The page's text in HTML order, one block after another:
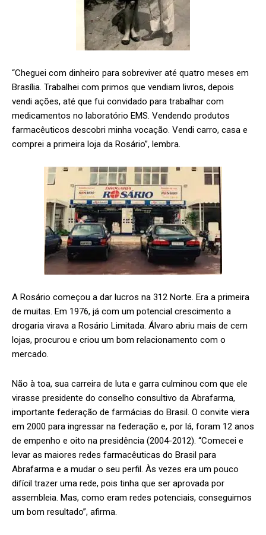
“Cheguei com dinheiro para sobreviver até quatro meses em
Brasília. Trabalhei com primos que vendiam livros, depois
vendi ações, até que fui convidado para trabalhar com
medicamentos no laboratório EMS. Vendendo produtos
farmacêuticos descobri minha vocação. Vendi carro, casa e
comprei a primeira loja da Rosário”, lembra.
A Rosário começou a dar lucros na 312 Norte. Era a primeira
de muitas. Em 1976, já com um potencial crescimento a
drogaria virava a Rosário Limitada. Álvaro abriu mais de cem
lojas, procurou e criou um bom relacionamento com o
mercado.
Não à toa, sua carreira de luta e garra culminou com que ele
virasse presidente do conselho consultivo da Abrafarma,
importante federação de farmácias do Brasil. O convite viera
em 2000 para ingressar na federação e, por lá, foram 12 anos
de empenho e oito na presidência (2004-2012). “Comecei e
levar as maiores redes farmacêuticas do Brasil para
Abrafarma e a mudar o seu perfil. Às vezes era um pouco
difícil trazer uma rede, pois tinha que ser aprovada por
assembleia. Mas, como eram redes potenciais, conseguimos
um bom resultado”, afirma.